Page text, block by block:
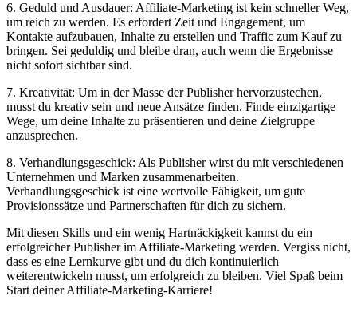
6. Geduld und Ausdauer: Affiliate-Marketing ist kein schneller Weg,
um reich zu werden. Es erfordert Zeit und Engagement, um
Kontakte aufzubauen, Inhalte zu erstellen und Traffic zum Kauf zu
bringen. Sei geduldig und bleibe dran, auch wenn die Ergebnisse
nicht sofort sichtbar sind.
7. Kreativität: Um in der Masse der Publisher hervorzustechen,
musst du kreativ sein und neue Ansätze finden. Finde einzigartige
Wege, um deine Inhalte zu präsentieren und deine Zielgruppe
anzusprechen.
8. Verhandlungsgeschick: Als Publisher wirst du mit verschiedenen
Unternehmen und Marken zusammenarbeiten.
Verhandlungsgeschick ist eine wertvolle Fähigkeit, um gute
Provisionssätze und Partnerschaften für dich zu sichern.
Mit diesen Skills und ein wenig Hartnäckigkeit kannst du ein
erfolgreicher Publisher im Affiliate-Marketing werden. Vergiss nicht,
dass es eine Lernkurve gibt und du dich kontinuierlich
weiterentwickeln musst, um erfolgreich zu bleiben. Viel Spaß beim
Start deiner Affiliate-Marketing-Karriere!